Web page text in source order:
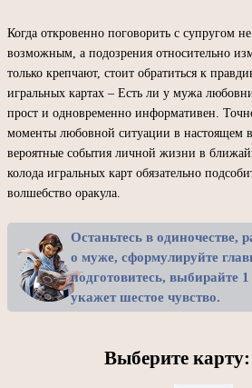
Когда откровенно поговорить с супругом не
возможным, а подозрения относительно
только крепчают, стоит обратиться к
игральных картах – Есть ли у мужа
прост и одновременно информативен.
моменты любовной ситуации в настоящем
вероятные события личной жизни в
колода игральных карт обязательно
волшебство оракула.
Останьтесь в одиночестве,
о муже, сформулируйте
подготовитесь, выбирайте
укажет шестое чувство.
Выберите карту: